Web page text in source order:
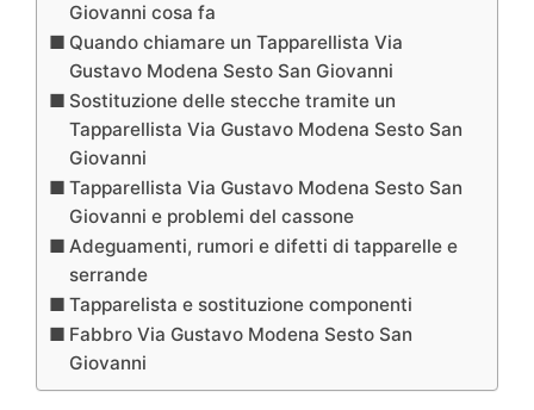
Giovanni cosa fa
Quando chiamare un Tapparellista Via
Gustavo Modena Sesto San Giovanni
Sostituzione delle stecche tramite un
Tapparellista Via Gustavo Modena Sesto San
Giovanni
Tapparellista Via Gustavo Modena Sesto San
Giovanni e problemi del cassone
Adeguamenti, rumori e difetti di tapparelle e
serrande
Tapparelista e sostituzione componenti
Fabbro Via Gustavo Modena Sesto San
Giovanni